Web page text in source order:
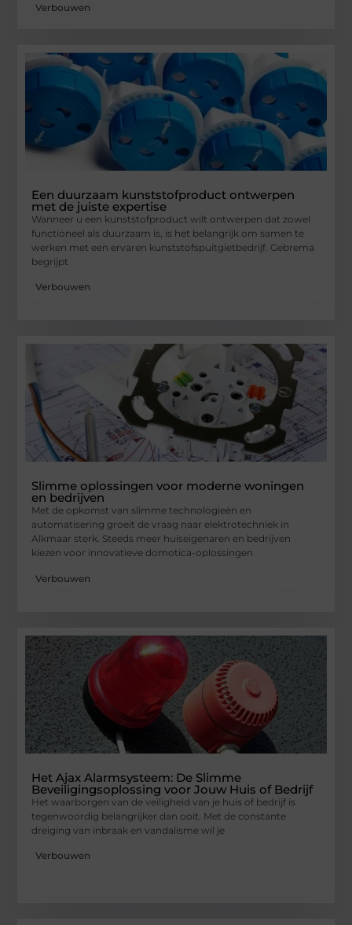
Verbouwen
Een duurzaam kunststofproduct ontwerpen
met de juiste expertise
Wanneer u een kunststofproduct wilt ontwerpen dat zowel
functioneel als duurzaam is, is het belangrijk om samen te
werken met een ervaren kunststofspuitgietbedrijf. Gebrema
begrijpt
Verbouwen
Slimme oplossingen voor moderne woningen
en bedrijven
Met de opkomst van slimme technologieën en
automatisering groeit de vraag naar elektrotechniek in
Alkmaar sterk. Steeds meer huiseigenaren en bedrijven
kiezen voor innovatieve domotica-oplossingen
Verbouwen
Het Ajax Alarmsysteem: De Slimme
Beveiligingsoplossing voor Jouw Huis of Bedrijf
Het waarborgen van de veiligheid van je huis of bedrijf is
tegenwoordig belangrijker dan ooit. Met de constante
dreiging van inbraak en vandalisme wil je
Verbouwen